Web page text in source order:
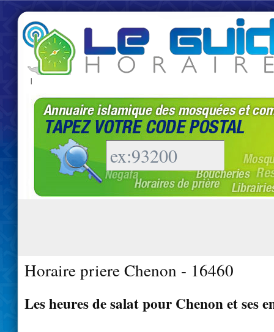
|
Horaire priere Chenon - 16460
Les heures de salat pour Chenon et ses